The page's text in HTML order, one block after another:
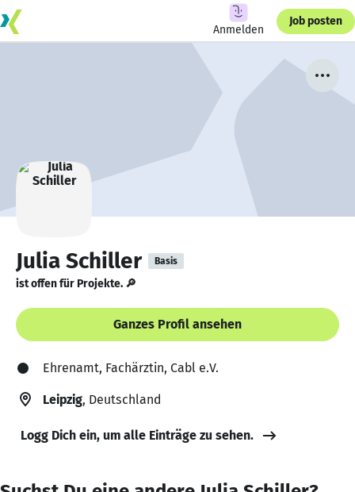
Anmelden
Job posten
Julia Schiller Basis
ist offen für Projekte. 🔎
Ganzes Profil ansehen
Ehrenamt, Fachärztin, Cabl e.V.
Leipzig, Deutschland
Logg Dich ein, um alle Einträge zu sehen.